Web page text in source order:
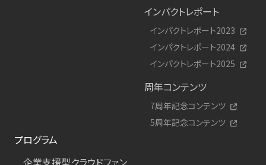
インパクトレポート
インパクトレポート2023
インパクトレポート2024
インパクトレポート2025
周年コンテンツ
7周年記念コンテンツ
5周年記念コンテンツ
プログラム
企業支援型クラウドファン